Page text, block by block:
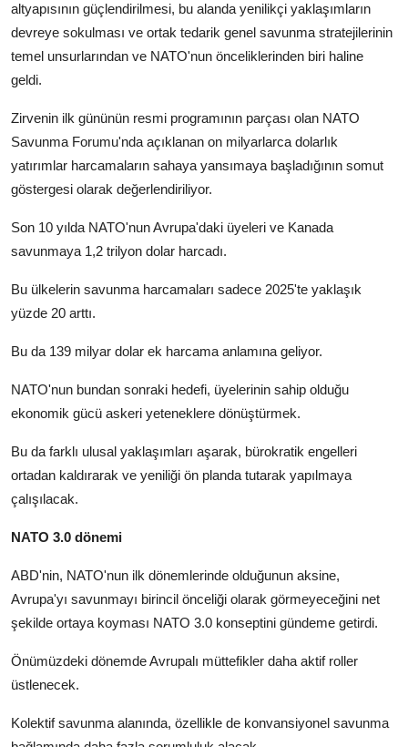
altyapısının güçlendirilmesi, bu alanda yenilikçi yaklaşımların
devreye sokulması ve ortak tedarik genel savunma stratejilerinin
temel unsurlarından ve NATO'nun önceliklerinden biri haline
geldi.
Zirvenin ilk gününün resmi programının parçası olan NATO
Savunma Forumu'nda açıklanan on milyarlarca dolarlık
yatırımlar harcamaların sahaya yansımaya başladığının somut
göstergesi olarak değerlendiriliyor.
Son 10 yılda NATO'nun Avrupa'daki üyeleri ve Kanada
savunmaya 1,2 trilyon dolar harcadı.
Bu ülkelerin savunma harcamaları sadece 2025'te yaklaşık
yüzde 20 arttı.
Bu da 139 milyar dolar ek harcama anlamına geliyor.
NATO'nun bundan sonraki hedefi, üyelerinin sahip olduğu
ekonomik gücü askeri yeteneklere dönüştürmek.
Bu da farklı ulusal yaklaşımları aşarak, bürokratik engelleri
ortadan kaldırarak ve yeniliği ön planda tutarak yapılmaya
çalışılacak.
NATO 3.0 dönemi
ABD'nin, NATO'nun ilk dönemlerinde olduğunun aksine,
Avrupa'yı savunmayı birincil önceliği olarak görmeyeceğini net
şekilde ortaya koyması NATO 3.0 konseptini gündeme getirdi.
Önümüzdeki dönemde Avrupalı müttefikler daha aktif roller
üstlenecek.
Kolektif savunma alanında, özellikle de konvansiyonel savunma